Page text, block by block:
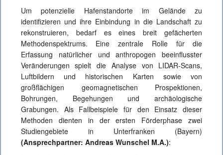
Um potenzielle Hafenstandorte im Gelände zu
identifizieren und ihre Einbindung in die Landschaft zu
rekonstruieren, bedarf es eines breit gefächerten
Methodenspektrums. Eine zentrale Rolle für die
Erfassung natürlicher und anthropogen beeinflusster
Veränderungen spielt die Analyse von LIDAR-Scans,
Luftbildern und historischen Karten sowie von
großflächigen geomagnetischen Prospektionen,
Bohrungen, Begehungen und archäologische
Grabungen. Als Fallbeispiele für den Einsatz dieser
Methoden dienten in der ersten Förderphase zwei
Studiengebiete in Unterfranken (Bayern)
(Ansprechpartner: Andreas Wunschel M.A.):